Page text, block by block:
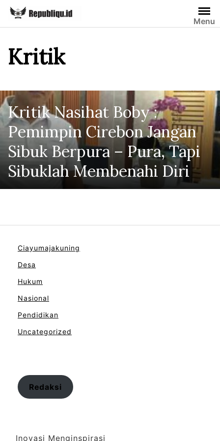
Skip
content
Menu
Kritik
Kritik Nasihat Boby :
Pemimpin Cirebon Jangan
Sibuk Berpura – Pura, Tapi
Sibuklah Membenahi Diri
Ciayumajakuning
Desa
Hukum
Nasional
Pendidikan
Uncategorized
Redaksi
Inovasi Menginspirasi